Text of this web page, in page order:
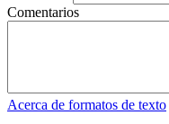
Comentarios
Acerca de formatos de texto